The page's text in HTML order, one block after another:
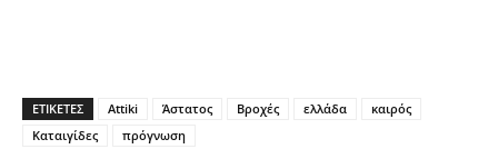
ΕΤΙΚΕΤΕΣ Attiki Άστατος Βροχές ελλάδα
καιρός
Καταιγίδες
πρόγνωση